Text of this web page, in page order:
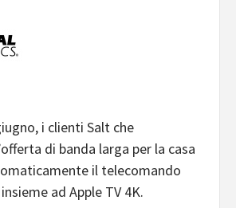
i clienti Salt che
di banda larga per la casa
il telecomando
ad Apple TV 4K.